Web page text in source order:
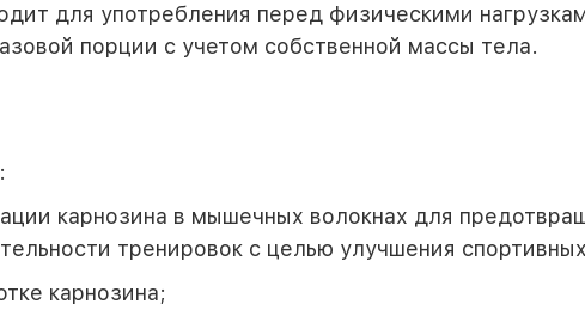
для употребления перед физическими
порции с учетом собственной массы тела.
карнозина в мышечных волокнах для
тренировок с целью улучшения
карнозина;